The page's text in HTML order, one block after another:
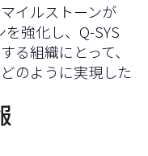
イルストーンが
強化し、Q-SYS
る組織にとって、
のように実現した